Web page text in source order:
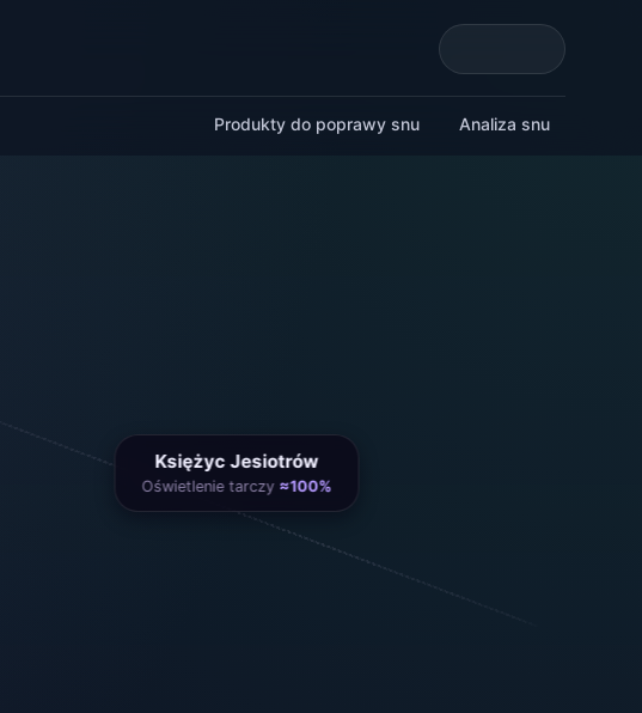
Produkty do poprawy snu Analiza snu
Księżyc Jesiotrów
Oświetlenie tarczy ≈100%